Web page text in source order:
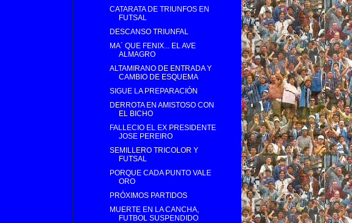
CATARATA DE TRIUNFOS EN
FUTSAL
DESCANSO TRIUNFAL
MA´ QUE FENIX... EL AVE
ALMAGRO
ALTAMIRANO DE ENTRADA Y
CAMBIO DE ESQUEMA
SIGUE LA PREPARACIÓN
DERROTA EN AMISTOSO CON
EL BICHO
FALLECIO EL EX PRESIDENTE
JOSE PEREIRO
SEMILLERO TRICOLOR Y
FUTSAL
PORQUE CADA PUNTO VALE
ORO
PRÓXIMOS PARTIDOS
MUERTE EN LA CANCHA,
FUTBOL SUSPENDIDO